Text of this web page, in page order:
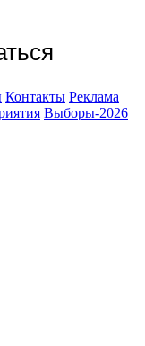
Контакты Реклама
Выборы-2026